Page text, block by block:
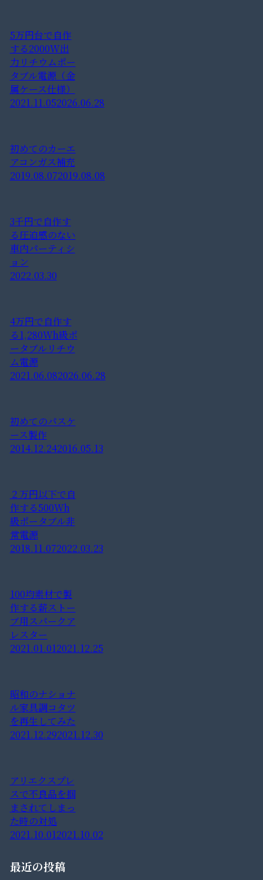
5万円台で自作
する2000W出
力リチウムポー
タブル電源（金
属ケース仕様）
2021.11.052026.06.28
初めてのカーエ
アコンガス補充
2019.08.072019.08.08
3千円で自作す
る圧迫感のない
車内パーティシ
ョン
2022.03.30
4万円で自作す
る1,280Wh級ポ
ータブルリチウ
ム電源
2021.06.082026.06.28
初めてのパスケ
ース製作
2014.12.242016.05.13
２万円以下で自
作する500Wh
級ポータブル非
常電源
2018.11.072022.03.23
100均素材で製
作する薪ストー
ブ用スパークア
レスター
2021.01.012021.12.25
昭和のナショナ
ル家具調コタツ
を再生してみた
2021.12.292021.12.30
アリエクスプレ
スで不良品を掴
まされてしまっ
た時の対処
2021.10.012021.10.02
最近の投稿